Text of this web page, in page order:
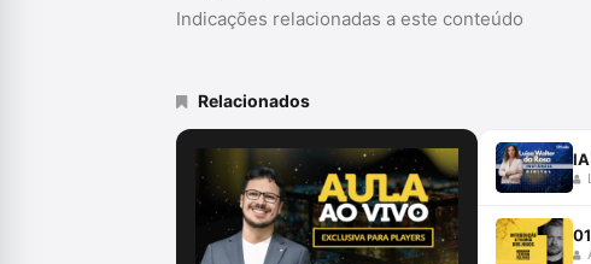
Indicações relacionadas a este conteúdo
Relacionados